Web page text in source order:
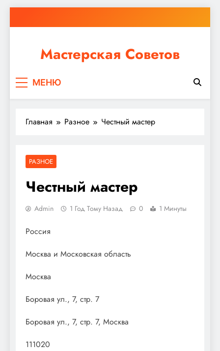
к
Мастерская Советов
ремонт или крупное строительство, в Мастерской
МЕНЮ
Главная Разное Честный мастер
РАЗНОЕ
Честный мастер
Admin 1 Год Тому Назад 0 1 Минуты
Россия
Москва и Московская область
Москва
Боровая ул., 7, стр. 7
Боровая ул., 7, стр. 7, Москва
111020